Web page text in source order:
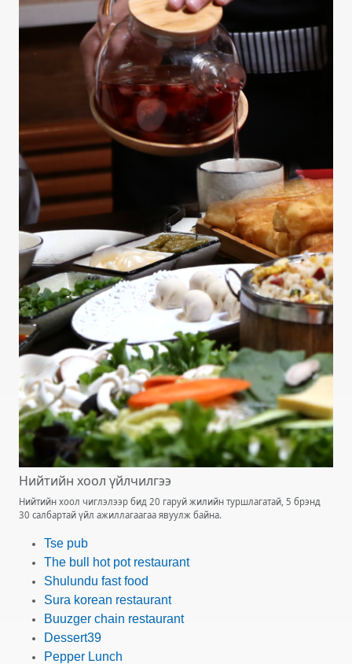
Нийтийн хоол үйлчилгээ
Нийтийн хоол чиглэлээр бид 20 гаруй жилийн туршлагатай, 5 брэнд
30 салбартай үйл ажиллагаагаа явуулж байна.
Tse pub
The bull hot pot restaurant
Shulundu fast food
Sura korean restaurant
Buuzger chain restaurant
Dessert39
Pepper Lunch